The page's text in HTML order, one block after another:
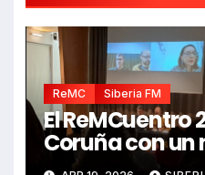
ReMC Siberia FM
El ReMCuentro
Coruña con un
acción para los